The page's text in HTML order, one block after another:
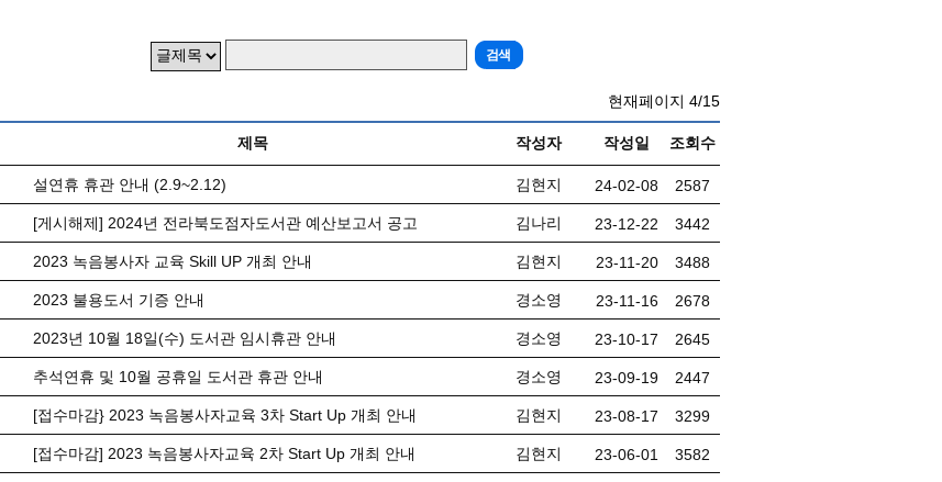
현재페이지 4/15
제목 작성자 작성일 조회수
설연휴 휴관 안내 (2.9~2.12) 김현지 24-02-08 2587
[게시해제] 2024년 전라북도점자도서관 예산보고서 공고 김나리 23-12-22 3442
2023 녹음봉사자 교육 Skill UP 개최 안내 김현지 23-11-20 3488
2023 불용도서 기증 안내 경소영 23-11-16 2678
2023년 10월 18일(수) 도서관 임시휴관 안내 경소영 23-10-17 2645
추석연휴 및 10월 공휴일 도서관 휴관 안내 경소영 23-09-19 2447
[접수마감} 2023 녹음봉사자교육 3차 Start Up 개최 안내 김현지 23-08-17 3299
[접수마감] 2023 녹음봉사자교육 2차 Start Up 개최 안내 김현지 23-06-01 3582